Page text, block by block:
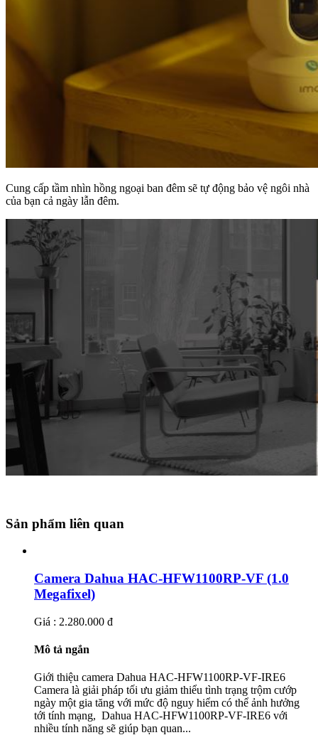
Cung cấp tầm nhìn hồng ngoại ban đêm sẽ tự động bảo vệ ngôi nhà
của bạn cả ngày lẫn đêm.
Sản phẩm liên quan
Camera Dahua HAC-HFW1100RP-VF (1.0
Megafixel)
Giá : 2.280.000 đ
Mô tả ngắn
Giới thiệu camera Dahua HAC-HFW1100RP-VF-IRE6
Camera là giải pháp tối ưu giảm thiểu tình trạng trộm cướp
ngày một gia tăng với mức độ nguy hiểm có thể ảnh hưởng
tới tính mạng, Dahua HAC-HFW1100RP-VF-IRE6 với
nhiều tính năng sẽ giúp bạn quan...